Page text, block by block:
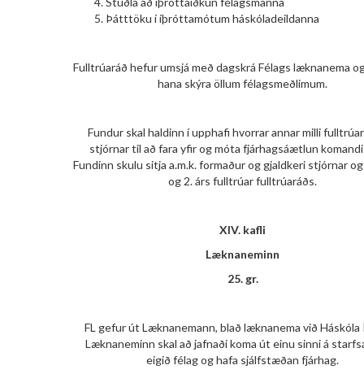
Þátttöku í íþróttamótum háskóladeildanna
Fulltrúaráð hefur umsjá með dagskrá Félags læknanema
hana skýra öllum félagsmeðlimum.
Fundur skal haldinn í upphafi hvorrar annar milli
stjórnar til að fara yfir og móta fjárhagsáætlun komandi
Fundinn skulu sitja a.m.k. formaður og gjaldkeri stjórnar
og 2. árs fulltrúar fulltrúaráðs.
XIV. kafli
Læknaneminn
25. gr.
FL gefur út Læknanemann, blað læknanema við Háskóla
Læknaneminn skal að jafnaði koma út einu sinni á
eigið félag og hafa sjálfstæðan fjárhag.